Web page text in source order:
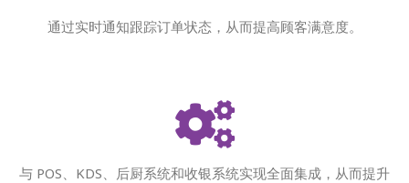
通过实时通知跟踪订单状态，从而提高顾客满意度。
与 POS、KDS、后厨系统和收银系统实现全面集成，从而提升